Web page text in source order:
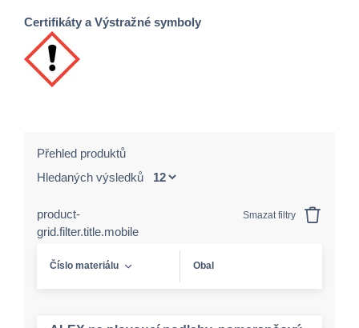
Certifikáty a Výstražné symboly
Přehled produktů
Hledaných výsledků
product-
grid.filter.title.mobile
Smazat filtry
Číslo materiálu Obal